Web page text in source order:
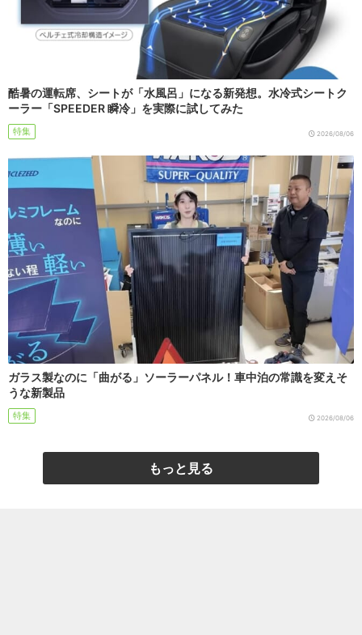
酷暑の運転席、シートが「水風呂」になる新発想。水冷式シートク
ーラー「SPEEDER 瞬冷」を実際に試してみた
特集 2026/08/06
ガラス製なのに「曲がる」ソーラーパネル！車中泊の常識を変えそ
うな新製品
特集 2026/08/06
もっと見る